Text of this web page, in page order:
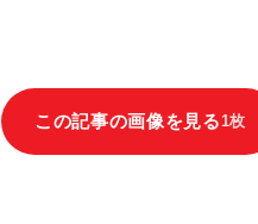
この記事の画像を見る1枚